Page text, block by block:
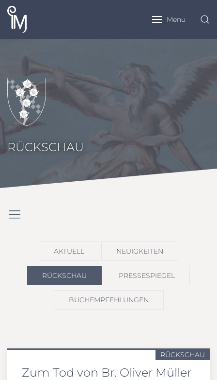
Menu
RÜCKSCHAU
AKTUELL NEUIGKEITEN
RÜCKSCHAU PRESSESPIEGEL
BUCHEMPFEHLUNGEN
RÜCKSCHAU
Zum Tod von Br. Oliver Müller